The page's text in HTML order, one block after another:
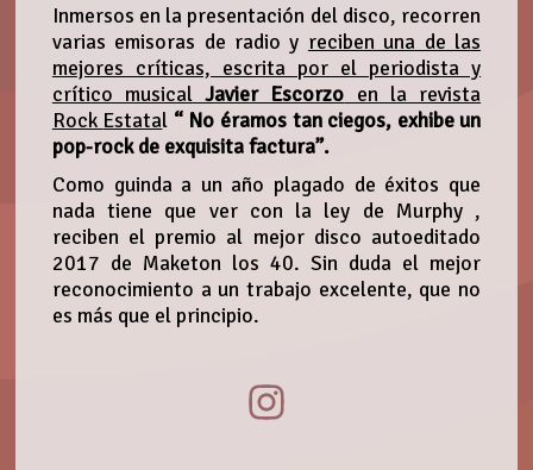
Inmersos en la presentación del disco, recorren
varias emisoras de radio y reciben una de las
mejores críticas, escrita por el periodista y
crítico musical Javier Escorzo en la revista
Rock Estatal “ No éramos tan ciegos, exhibe un
pop-rock de exquisita factura”.
Como guinda a un año plagado de éxitos que
nada tiene que ver con la ley de Murphy ,
reciben el premio al mejor disco autoeditado
2017 de Maketon los 40. Sin duda el mejor
reconocimiento a un trabajo excelente, que no
es más que el principio.